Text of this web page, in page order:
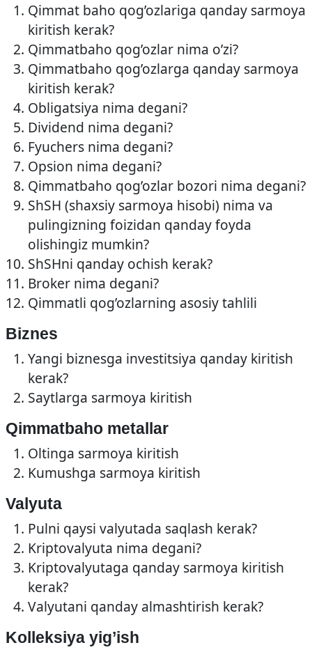
Qimmat baho qog’ozlariga qanday sarmoya
kiritish kerak?
Qimmatbaho qog’ozlar nima o’zi?
Qimmatbaho qog’ozlarga qanday sarmoya
kiritish kerak?
Obligatsiya nima degani?
Dividend nima degani?
Fyuchers nima degani?
Opsion nima degani?
Qimmatbaho qog’ozlar bozori nima degani?
ShSH (shaxsiy sarmoya hisobi) nima va
pulingizning foizidan qanday foyda
olishingiz mumkin?
ShSHni qanday ochish kerak?
Broker nima degani?
Qimmatli qog’ozlarning asosiy tahlili
Biznes
Yangi biznesga investitsiya qanday kiritish
kerak?
Saytlarga sarmoya kiritish
Qimmatbaho metallar
Oltinga sarmoya kiritish
Kumushga sarmoya kiritish
Valyuta
Pulni qaysi valyutada saqlash kerak?
Kriptovalyuta nima degani?
Kriptovalyutaga qanday sarmoya kiritish
kerak?
Valyutani qanday almashtirish kerak?
Kolleksiya yig’ish